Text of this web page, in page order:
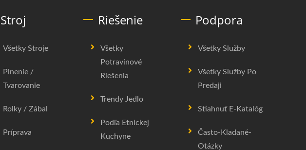
Stroj
Všetky Stroje
Plnenie /
Tvarovanie
Rolky / Zábal
Príprava
Riešenie
Všetky
Potravinové
Riešenia
Trendy Jedlo
Podľa Etnickej
Kuchyne
Podpora
Všetky Služby
Všetky Služby Po
Predaji
Stiahnuť E-Katalóg
Často-Kladané-
Otázky